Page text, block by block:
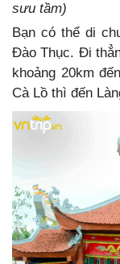
sưu tầm)
Bạn có thể di
Đào Thục. Đi
khoảng 20km
Cà Lồ thì đến